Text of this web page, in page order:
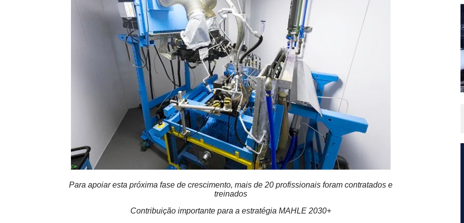
Para apoiar esta próxima fase de crescimento, mais de 20 profissionais foram contratados e
treinados
Contribuição importante para a estratégia MAHLE 2030+